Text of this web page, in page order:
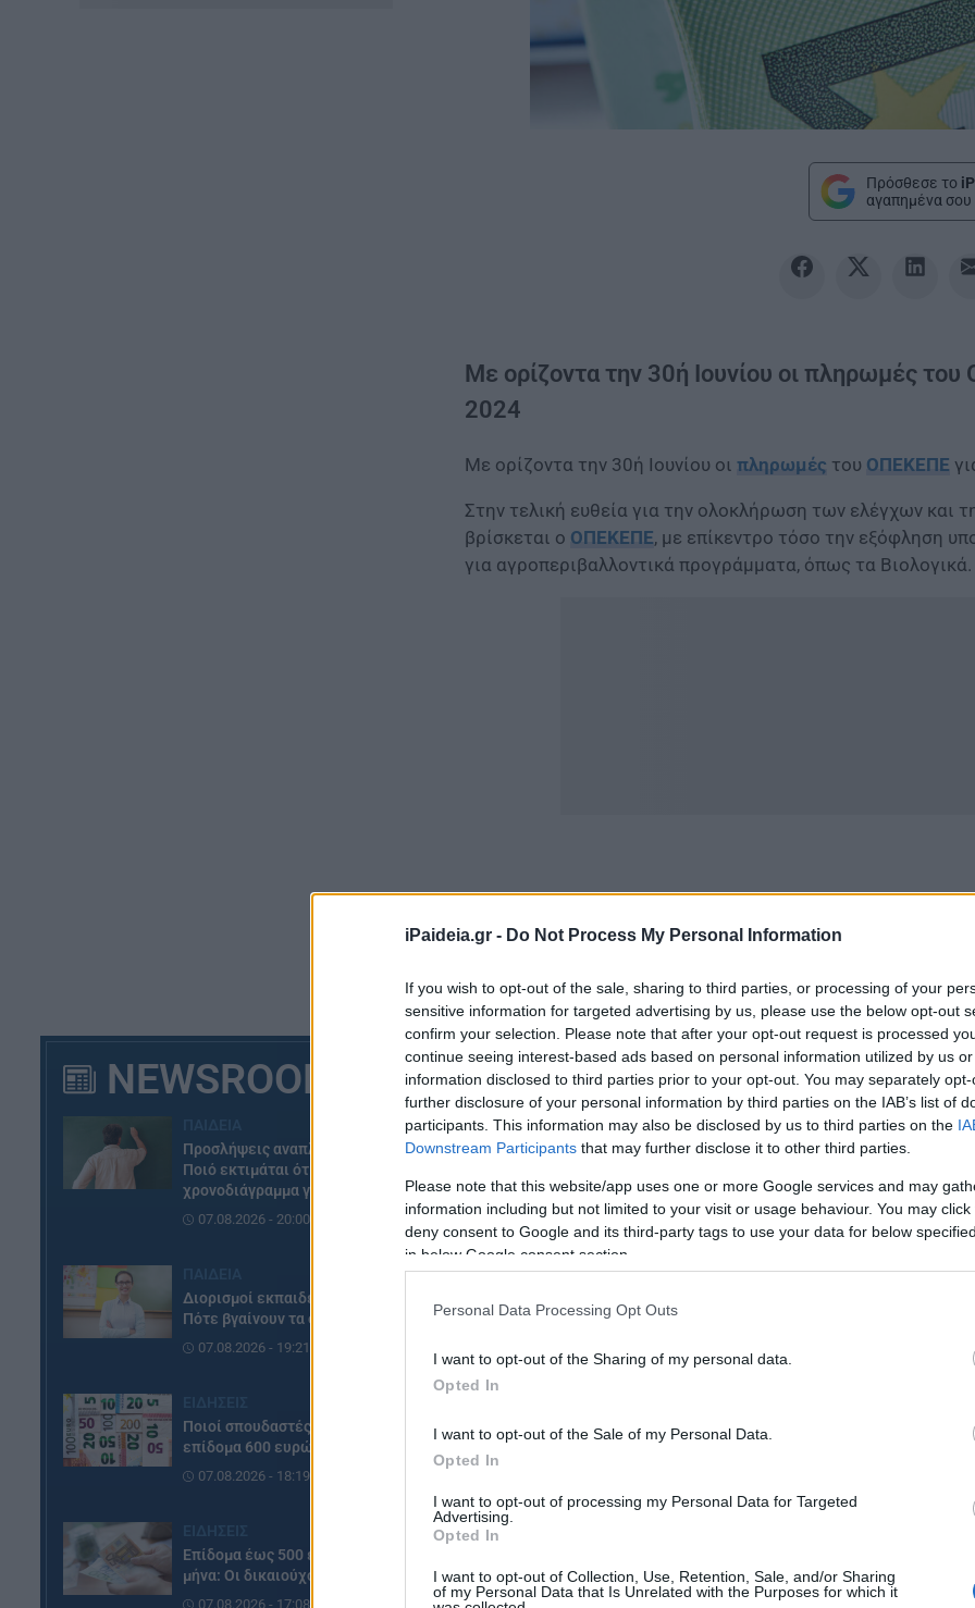
iPaideia.gr - Do Not Process My Personal Information
If you wish to opt-out of the sale, sharing to third parties, or processing of your
sensitive information for targeted advertising by us, please use the below opt-out
confirm your selection. Please note that after your opt-out request is processed
continue seeing interest-based ads based on personal information utilized by us
information disclosed to third parties prior to your opt-out. You may separately
further disclosure of your personal information by third parties on the IAB’s list of
participants. This information may also be disclosed by us to third parties on the
Downstream Participants that may further disclose it to other third parties.
Please note that this website/app uses one or more Google services and may
information including but not limited to your visit or usage behaviour. You may
deny consent to Google and its third-party tags to use your data for below
in below Google consent section.
Personal Data Processing Opt Outs
I want to opt-out of the Sharing of my personal data.
Opted In
I want to opt-out of the Sale of my Personal Data.
Opted In
I want to opt-out of processing my Personal Data for Targeted
Advertising.
Opted In
I want to opt-out of Collection, Use, Retention, Sale, and/or Sharing
of my Personal Data that Is Unrelated with the Purposes for which it
NEWSROOM
Προσλήψεις αναπληρωτών:
Ποιό εκτιμάται ότι θα είναι το
χρονοδιάγραμμα για φέτος
07.08.2026 - 20:00
Διορισμοί εκπαιδευτικών:
Πότε βγαίνουν τα ονόματα
07.08.2026 - 19:21
Ποιοί σπουδαστές θα λάβουν
επίδομα 600 ευρώ
07.08.2026 - 18:19
Επίδομα έως 500 ευρώ τον
μήνα: Οι δικαιούχοι
07.08.2026 - 17:08
Πρόσθεσε το
αγαπημένα σου
Με ορίζοντα την 30ή Ιουνίου οι πληρωμές
2024
Με ορίζοντα την 30ή Ιουνίου οι πληρωμές του ΟΠΕΚΕΠΕ
Στην τελική ευθεία για την ολοκλήρωση των ελέγχων
βρίσκεται ο ΟΠΕΚΕΠΕ, με επίκεντρο τόσο την εξόφληση
για αγροπεριβαλλοντικά προγράμματα, όπως τα Βιολογικά.
Σύμφωνα με πληροφορίες της Ύπαιθρος, από στελέχη του
προγραμματιστεί θα πραγματοποιηθούν κανονικά, καθώς
Αρχικά, οι πιστώσεις που έχουν προγραμματιστεί για το
αφορούν υπόλοιπα της περσινής Βασικής Ενίσχυσης
µεταβιβάσεις). Όσον αφορά τα υπόλοιπα των
αφορούν, αλλά σίγουρα υπάρχουν κάποια υπόλοιπα για το
κονδύλι των πληρωμών του Ιουνίου αναμένεται να
Δείτε επίσης Πληρωμές για το επίδομα αδείας 2025